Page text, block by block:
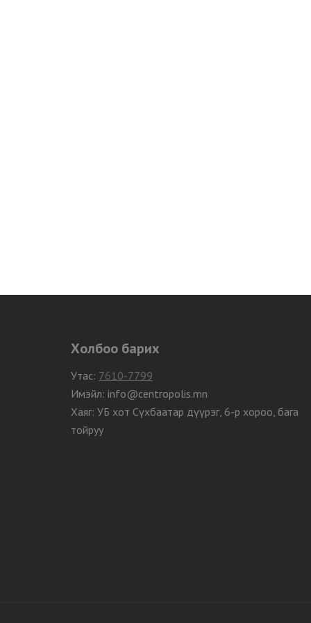
Холбоо барих
Утас: 7610-7799
Имэйл: info@centropolis.mn
Хаяг: УБ хот Сүхбаатар дүүрэг, 6-р хороо, бага
тойруу